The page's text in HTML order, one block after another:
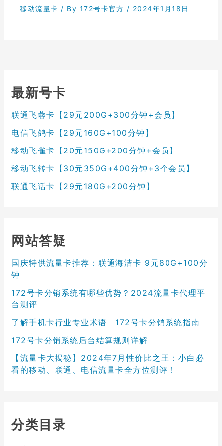
移动流量卡 / By 172号卡官方 / 2024年1月18日
最新号卡
联通飞蓉卡【29元200G+300分钟+会员】
电信飞鸽卡【29元160G+100分钟】
移动飞雀卡【20元150G+200分钟+会员】
移动飞转卡【30元350G+400分钟+3个会员】
联通飞话卡【29元180G+200分钟】
网站答疑
国庆特供流量卡推荐：联通海洁卡 9元80G+100分
钟
172号卡分销系统有哪些优势？2024流量卡代理平
台测评
了解手机卡行业专业术语，172号卡分销系统指南
172号卡分销系统后台结算规则详解
【流量卡大揭秘】2024年7月性价比之王：小白必
看的移动、联通、电信流量卡全方位测评！
分类目录